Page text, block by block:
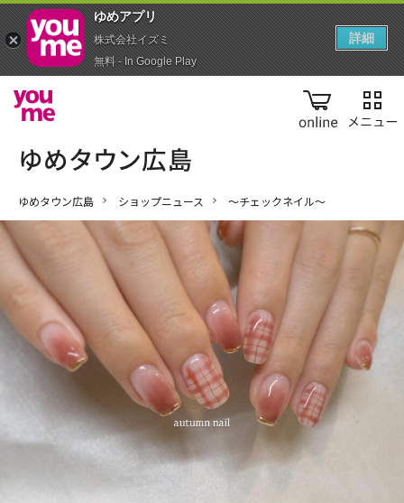
online
ゆめタウン広島 ショップニュース 〜チェックネイル〜
ゆめアプ‪リ‬
株式会社イズミ
無料 - In Google Play
詳細